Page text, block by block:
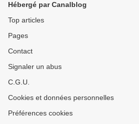
Hébergé par Canalblog
Top articles
Pages
Contact
Signaler un abus
C.G.U.
Cookies et données personnelles
Préférences cookies